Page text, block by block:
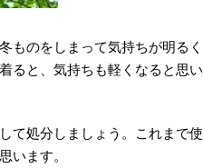
ものをしまって気持ちが明るく
ると、気持ちも軽くなると思い
て処分しましょう。これまで使
います。